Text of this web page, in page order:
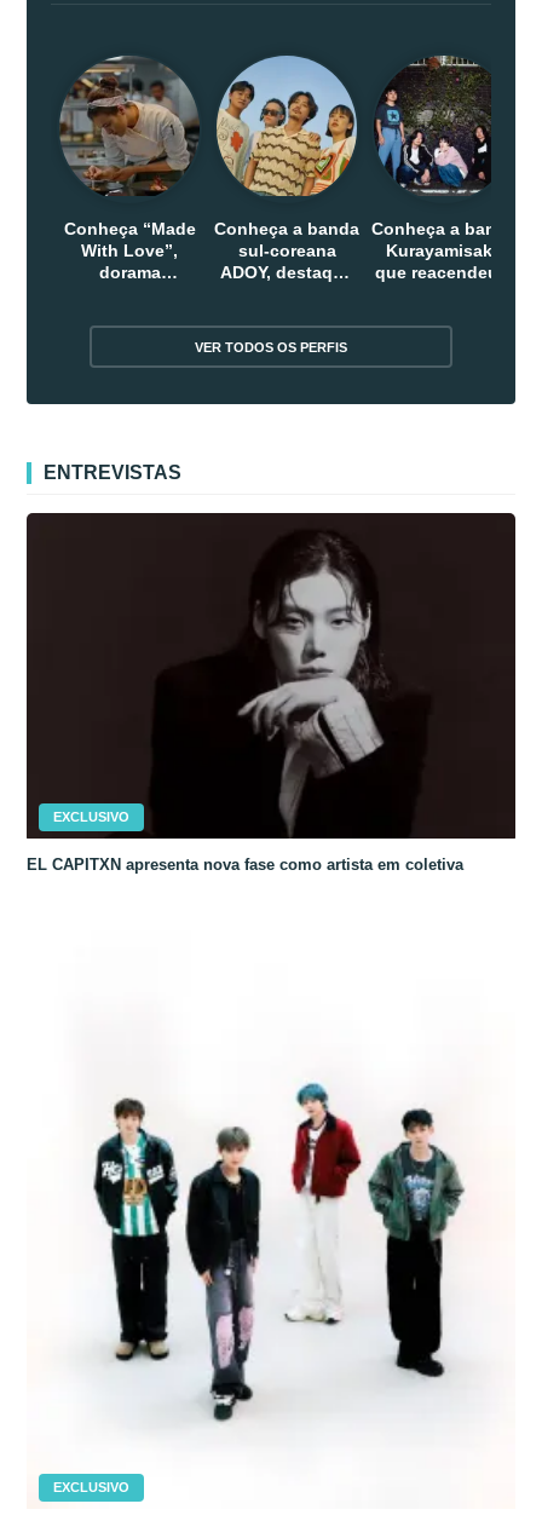
Conheça “Made
With Love”,
dorama
Conheça a banda
sul-coreana
ADOY, destaque
Conheça a banda
Kurayamisaka
que reacendeu o
VER TODOS OS PERFIS
ENTREVISTAS
EXCLUSIVO
EL CAPITXN apresenta nova fase como artista em coletiva
EXCLUSIVO